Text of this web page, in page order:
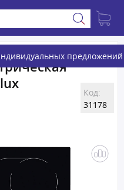
предложений
Код:
31178